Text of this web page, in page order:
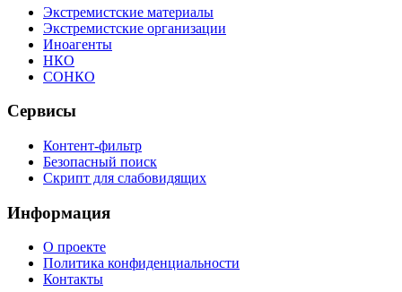
Экстремистские материалы
Экстремистские организации
Иноагенты
НКО
СОНКО
Сервисы
Контент-фильтр
Безопасный поиск
Скрипт для слабовидящих
Информация
О проекте
Политика конфиденциальности
Контакты